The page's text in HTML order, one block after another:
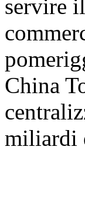
servire
China
miliardi